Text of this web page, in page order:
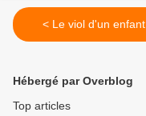
< Le viol d'un enfant
Hébergé par Overblog
Top articles